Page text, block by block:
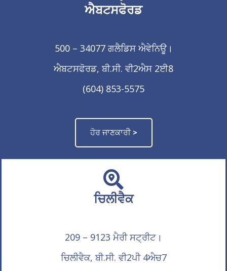
ਐਬਟਸਫੋਰਡ
500 – 34077 ਗਲੈਡਿਸ ਐਵੇਨਿਊ।
ਐਬਟਸਫੋਰਡ, ਬੀ.ਸੀ. ਵੀ2ਐਸ 2ਈ8
(604) 853-5575
ਹੋਰ ਜਾਣਕਾਰੀ >
ਚਿਲੀਵੈਕ
209 – 9123 ਮੈਰੀ ਸਟ੍ਰੀਟ।
ਚਿਲੀਵੈਕ, ਬੀ.ਸੀ. ਵੀ2ਪੀ 4ਐਚ7